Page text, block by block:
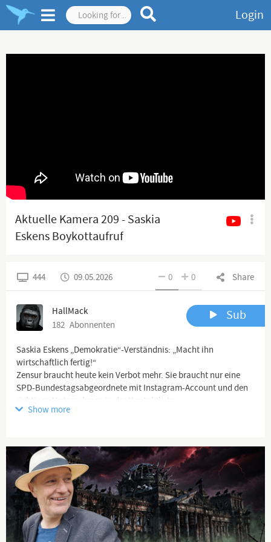
Login
Aktuelle Kamera 209 - Saskia
Eskens Boykottaufruf
Share
0 0
444 09.05.2026
HallMack
182 Abonnenten
Sub
Saskia Eskens „Demokratie“-Verständnis: „Macht ihn
wirtschaftlich fertig!“
Zensur braucht heute kein Verbot mehr. Sie braucht nur eine
SPD-Bundestagsabgeordnete mit Instagram-Account und den
richtigen Unternehmen in der Kontaktliste.
Ich freue mich sehr auf das Feedback von euch. BITTE TEILT
mein Video so oft ihr könnt! Ein herzliches Dankeschön an jeden,
der meine Arbeit freiwillig finanziell unterstützt und somit
weiterhin ermöglicht.
Aufhttps://hallmack.net/index.php/spendenfindet ihr viele
Möglichkeiten mich zu unterstützen (via Paypal, Bank etc.).
Show more